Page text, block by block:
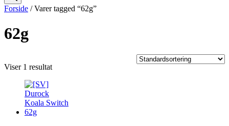
Forside / Varer tagged “62g”
62g
Viser 1 resultat